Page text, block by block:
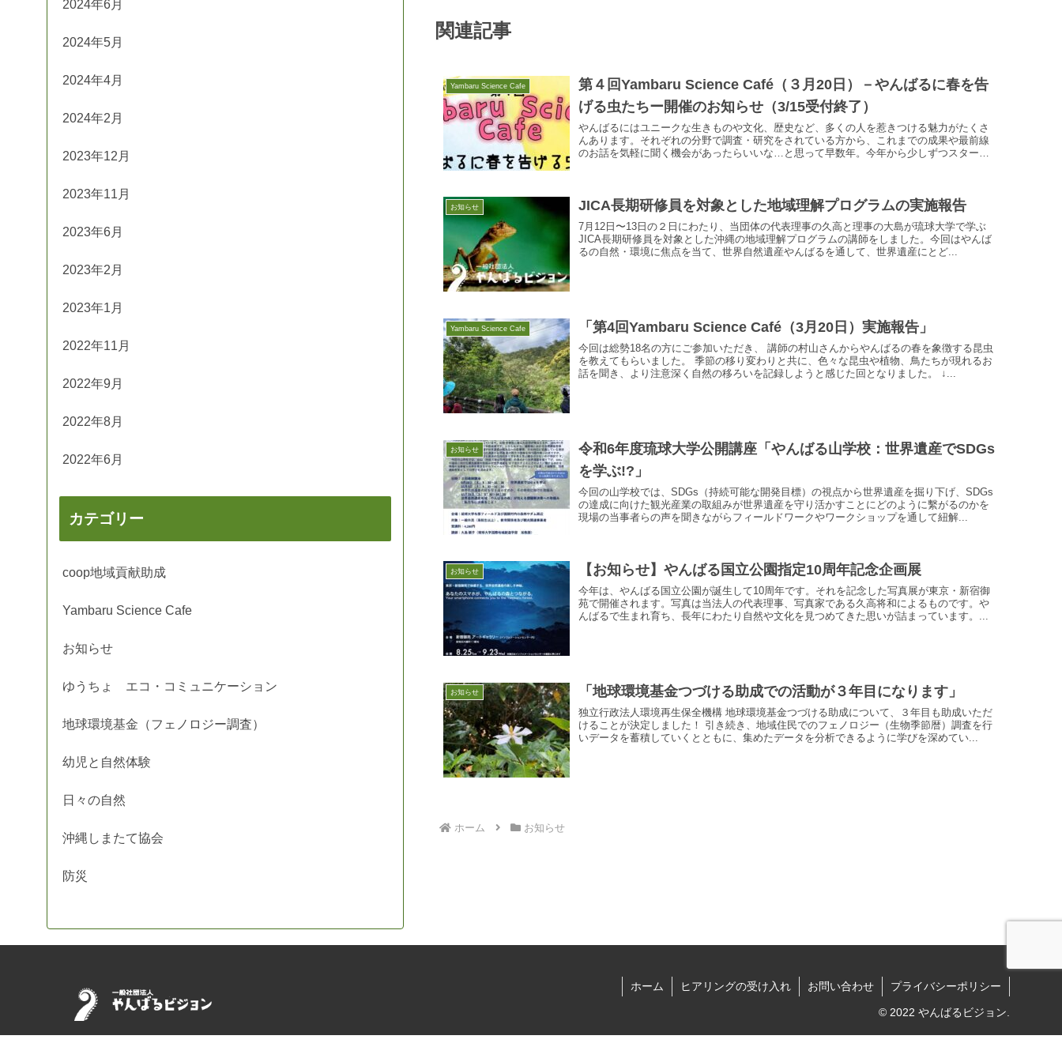
関連記事
Yambaru Science Cafe
第４回Yambaru Science Café（３月20日）－やんばるに春を告
げる虫たちー開催のお知らせ（3/15受付終了）
やんばるにはユニークな生きものや文化、歴史など、多くの人を惹きつける魅力がたくさ
んあります。それぞれの分野で調査・研究をされている方から、これまでの成果や最前線
のお話を気軽に聞く機会があったらいいな…と思って早数年。今年から少しずつスター
お知らせ JICA長期研修員を対象とした地域理解プログラムの実施報告
7月12日〜13日の２日にわたり、当団体の代表理事の久高と理事の大島が琉球大学で学ぶ
JICA長期研修員を対象とした沖縄の地域理解プログラムの講師をしました。今回はやんば
るの自然・環境に焦点を当て、世界自然遺産やんばるを通して、世界遺産にとど...
Yambaru Science Cafe 「第4回Yambaru Science Café（3月20日）実施報告」
今回は総勢18名の方にご参加いただき、 講師の村山さんからやんばるの春を象徴する昆虫
を教えてもらいました。 季節の移り変わりと共に、色々な昆虫や植物、鳥たちが現れるお
話を聞き、より注意深く自然の移ろいを記録しようと感じた回となりました。 ↓...
お知らせ
令和6年度琉球大学公開講座「やんばる山学校：世界遺産でSDGs
を学ぶ!?」
今回の山学校では、SDGs（持続可能な開発目標）の視点から世界遺産を掘り下げ、SDGs
の達成に向けた観光産業の取組みが世界遺産を守り活かすことにどのように繫がるのかを
現場の当事者らの声を聞きながらフィールドワークやワークショップを通して紐解...
お知らせ 【お知らせ】やんばる国立公園指定10周年記念企画展
今年は、やんばる国立公園が誕生して10周年です。それを記念した写真展が東京・新宿御
苑で開催されます。写真は当法人の代表理事、写真家である久高将和によるものです。や
んばるで生まれ育ち、長年にわたり自然や文化を見つめてきた思いが詰まっています。...
お知らせ 「地球環境基金つづける助成での活動が３年目になります」
独立行政法人環境再生保全機構 地球環境基金つづける助成について、３年目も助成いただ
けることが決定しました！ 引き続き、地域住民でのフェノロジー（生物季節暦）調査を行
いデータを蓄積していくとともに、集めたデータを分析できるように学びを深めてい...
ホーム お知らせ
2024年6月
2024年5月
2024年4月
2024年2月
2023年12月
2023年11月
2023年6月
2023年2月
2023年1月
2022年11月
2022年9月
2022年8月
2022年6月
カテゴリー
coop地域貢献助成
Yambaru Science Cafe
お知らせ
ゆうちょ エコ・コミュニケーション
地球環境基金（フェノロジー調査）
幼児と自然体験
日々の自然
沖縄しまたて協会
防災
ホーム ヒアリングの受け入れ お問い合わせ プライバシーポリシー
© 2022 やんばるビジョン.